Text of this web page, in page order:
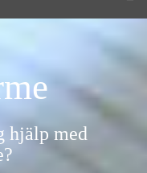
hjälp med